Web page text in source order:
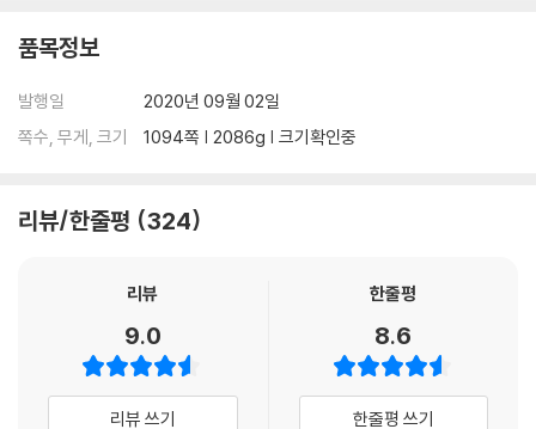
세상을 향한 거대 프레임은 어떻게 달라지는가
포스트 코로나[6] 행복의 척도_ 김경일
“사회가 강요한 원트로는 버텨낼 수 없다”
1장 | 공부하는 군주
02 끊임없이 공부하여 군사君師의 지위를 얻다 22
품목정보
발행일
2020년 09월 02일
쪽수, 무게, 크기
1094쪽 | 2086g | 크기확인중
리뷰/한줄평 324
리뷰
9.0
리뷰 쓰기
한줄평
8.6
한줄평 쓰기